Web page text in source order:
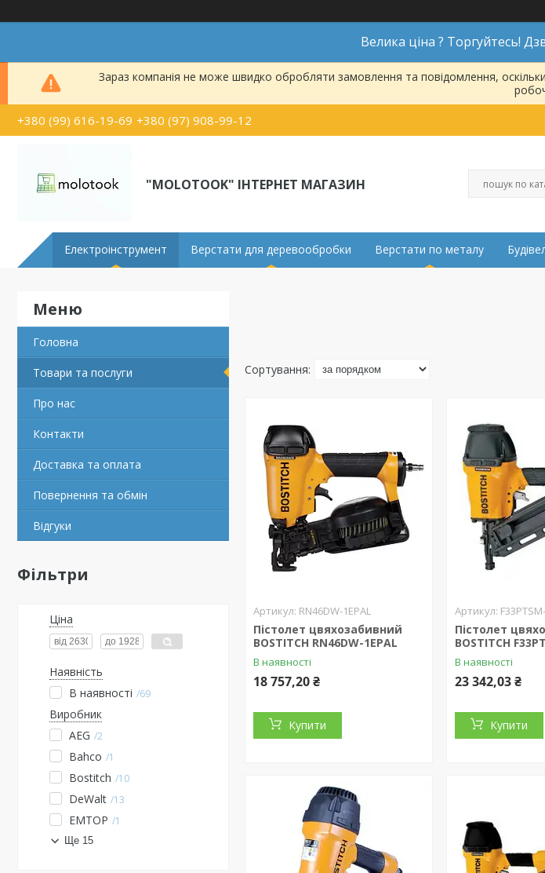
Велика ціна ? Торгуйтесь!
Зараз компанія не може швидко обробляти замовлення та повідомлення,
+380 (99) 616-19-69 +380 (97) 908-99-12
"MOLOTOOK" ІНТЕРНЕТ МАГАЗИН
Електроінструмент Верстати для деревообробки Верстати по металу
Головна
Товари та послуги
Про нас
Контакти
Доставка та оплата
Повернення та обмін
Відгуки
Фільтри
Ціна
Наявність
В наявності
69
Виробник
AEG 2
Bahco 1
Bostitch 10
DeWalt 13
EMTOP 1
Ще 15
RN46DW-1EPAL
Пістолет цвяхозабивний
BOSTITCH RN46DW-1EPAL
В наявності
18 757,20 ₴
Купити
Пістолет
BOSTITCH
В наявності
23 342,03 ₴
Купити